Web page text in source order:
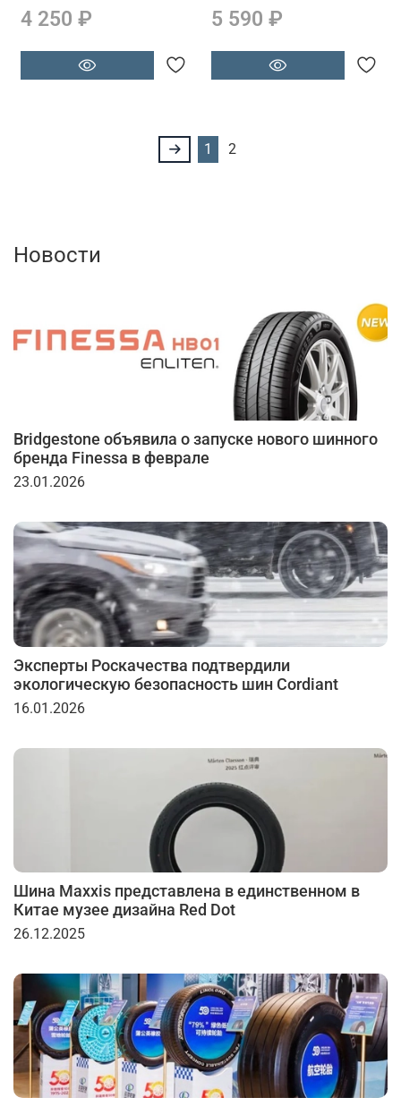
4 250 ₽ 5 590 ₽
1 2
Новости
Bridgestone объявила о запуске нового шинного
бренда Finessa в феврале
23.01.2026
Эксперты Роскачества подтвердили
экологическую безопасность шин Cordiant
16.01.2026
Шина Maxxis представлена в единственном в
Китае музее дизайна Red Dot
26.12.2025